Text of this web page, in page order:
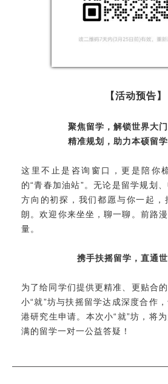
【活动预告】
聚焦留学，解锁世界大
精准规划，助力本硕留
这里不止是咨询窗口，更是陪你
的“青春加油站”。无论是留学规划
方向的初探，我们都愿与你一起，
朗。欢迎你来坐坐，聊一聊。前路
量。
携手扶摇留学，直通
为了给同学们提供更精准、更贴合
小“就”坊与扶摇留学达成深度合作
港研究生申请。本次小“就”坊，将
满的留学一对一公益答疑！